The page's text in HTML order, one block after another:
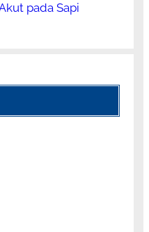
pada Sapi